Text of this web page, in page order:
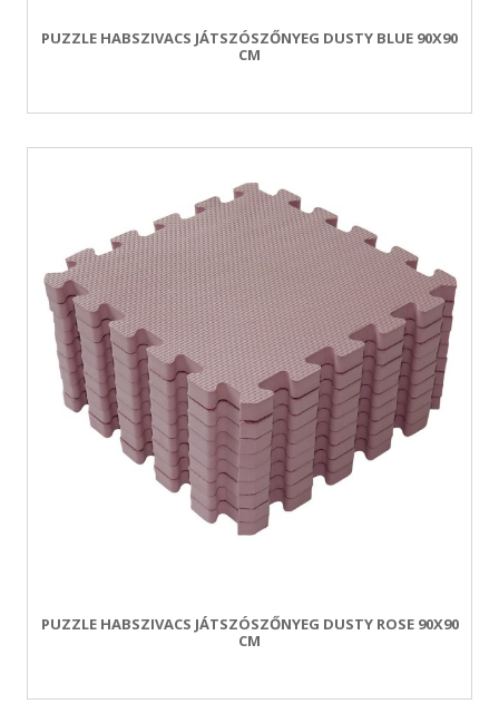
PUZZLE HABSZIVACS JÁTSZÓSZŐNYEG DUSTY BLUE 90X90
CM
PUZZLE HABSZIVACS JÁTSZÓSZŐNYEG DUSTY ROSE 90X90
CM